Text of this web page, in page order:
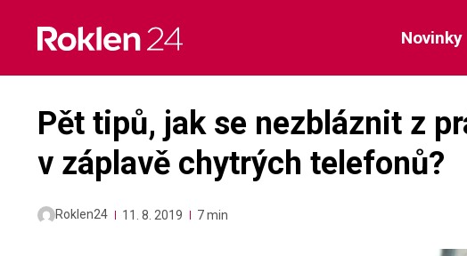
content
Novinky
Pět tipů, jak se nezbláznit z
v záplavě chytrých telefonů?
Roklen24 11. 8. 2019 7 min